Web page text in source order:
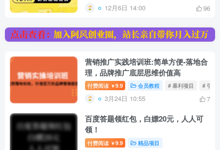
12月6日 14:00 96
营销推广实践培训班:简单方便-落地合
理，品牌推广底层思维价值高
付费阅读 ￥9.9 会员教程 # 暴利项目 # 引流
3月24日 10:55 7
百度答题领红包，白嫖20元，人人可
领！
付费阅读 ￥9.9 精品项目